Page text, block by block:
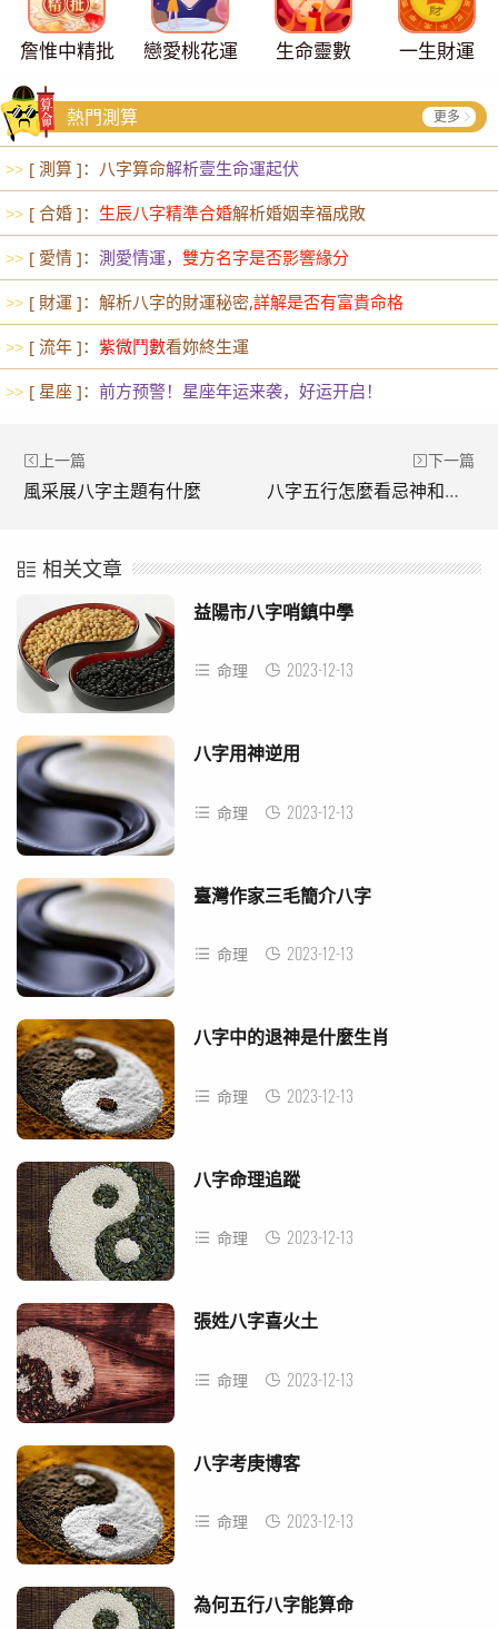
詹惟中精批 戀愛桃花運 生命靈數 一生財運
熱門測算 更多
>> [ 測算 ]：八字算命解析壹生命運起伏
>> [ 合婚 ]： 生辰八字精準合婚解析婚姻幸福成敗
>> [ 愛情 ]： 測愛情運， 雙方名字是否影響緣分
>> [ 財運 ]：解析八字的財運秘密,詳解是否有富貴命格
>> [ 流年 ]： 紫微鬥數看妳終生運
>> [ 星座 ]： 前方预警！星座年运来袭，好运开启！
上一篇
風采展八字主題有什麼
下一篇
八字五行怎麼看忌神和用神
相关文章
益陽市八字哨鎮中學
命理 2023-12-13
八字用神逆用
命理 2023-12-13
臺灣作家三毛簡介八字
命理 2023-12-13
八字中的退神是什麼生肖
命理 2023-12-13
八字命理追蹤
命理 2023-12-13
張姓八字喜火土
命理 2023-12-13
八字考庚博客
命理 2023-12-13
為何五行八字能算命